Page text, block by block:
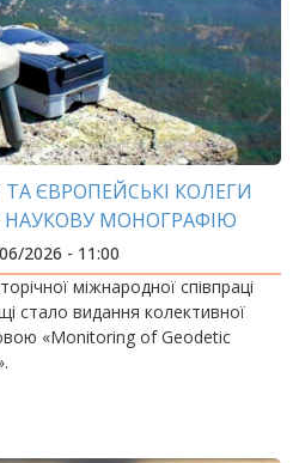
ЄВРОПЕЙСЬКІ КОЛЕГИ
МОНОГРАФІЮ
2026 - 11:00
міжнародної співпраці
стало видання колективної
«Monitoring of Geodetic